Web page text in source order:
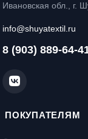
Ивановская обл., г.
info@shuyatextil.ru
8 (903) 889-64-
ПОКУПАТЕЛЯМ